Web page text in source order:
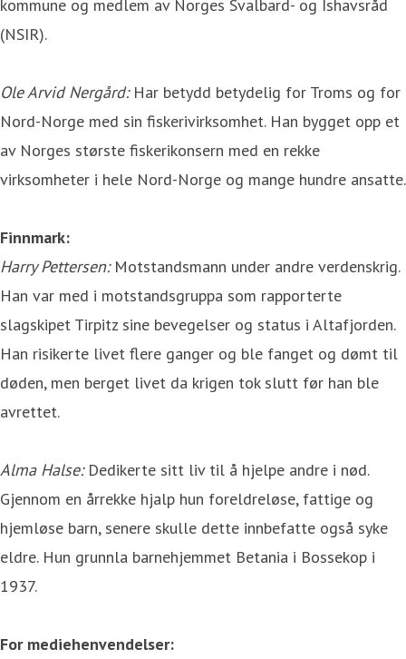
kommune og medlem av Norges Svalbard- og Ishavsråd
(NSIR).
Ole Arvid Nergård:Har betydd betydelig for Troms og for
Nord-Norge med sin fiskerivirksomhet. Han bygget opp et
av Norges største fiskerikonsern med en rekke
virksomheter i hele Nord-Norge og mange hundre ansatte.
Finnmark:
Harry Pettersen:Motstandsmann under andre verdenskrig.
Han var med i motstandsgruppa som rapporterte
slagskipet Tirpitz sine bevegelser og status i Altafjorden.
Han risikerte livet flere ganger og ble fanget og dømt til
døden, men berget livet da krigen tok slutt før han ble
avrettet.
Alma Halse:Dedikerte sitt liv til å hjelpe andre i nød.
Gjennom en årrekke hjalp hun foreldreløse, fattige og
hjemløse barn, senere skulle dette innbefatte også syke
eldre. Hun grunnla barnehjemmet Betania i Bossekop i
1937.
For mediehenvendelser: